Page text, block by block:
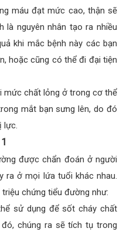
máu đạt mức cao, thận sẽ
là nguyên nhân tạo ra nhiều
khi mắc bệnh này các bạn
hoặc cũng có thể đi đại tiện
mức chất lỏng ở trong cơ thể
mắt bạn sưng lên, do đó
lực.
được chẩn đoán ở người
ra ở mọi lứa tuổi khác nhau.
chứng tiểu đường như:
sử dụng để sốt cháy chất
chúng ra sẽ tích tụ trong